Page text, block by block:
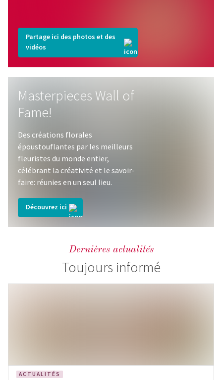
Partage ici des photos et des
vidéos
Masterpieces Wall of
Fame!
Des créations florales
époustouflantes par les meilleurs
fleuristes du monde entier,
célébrant la créativité et le savoir-
faire: réunies en un seul lieu.
Découvrez ici
Toujours informé
Dernières actualités
ACTUALITÉS